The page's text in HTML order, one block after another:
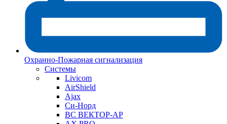
Охранно-Пожарная сигнализация
Системы
Livicom
AirShield
Ajax
Си-Норд
ВС ВЕКТОР-АР